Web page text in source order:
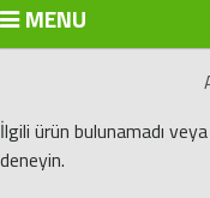
MENU
İlgili ürün bulunamadı
deneyin.